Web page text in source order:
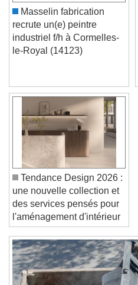
Text Edge Style
Reset
Done
Close Modal Dialog
End of dialog window.
Masselin fabrication
recrute un(e) peintre
industriel f/h à Cormelles-
Tendance Design 2026 :
une nouvelle collection et
des services pensés pour
l'aménagement d'intérieur